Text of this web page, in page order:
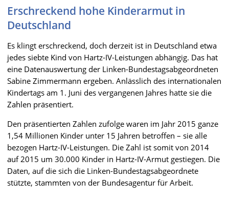
Erschreckend hohe Kinderarmut in
Deutschland
Es klingt erschreckend, doch derzeit ist in Deutschland etwa
jedes siebte Kind von Hartz-IV-Leistungen abhängig. Das hat
eine Datenauswertung der Linken-Bundestagsabgeordneten
Sabine Zimmermann ergeben. Anlässlich des internationalen
Kindertags am 1. Juni des vergangenen Jahres hatte sie die
Zahlen präsentiert.
Den präsentierten Zahlen zufolge waren im Jahr 2015 ganze
1,54 Millionen Kinder unter 15 Jahren betroffen – sie alle
bezogen Hartz-IV-Leistungen. Die Zahl ist somit von 2014
auf 2015 um 30.000 Kinder in Hartz-IV-Armut gestiegen. Die
Daten, auf die sich die Linken-Bundestagsabgeordnete
stützte, stammten von der Bundesagentur für Arbeit.